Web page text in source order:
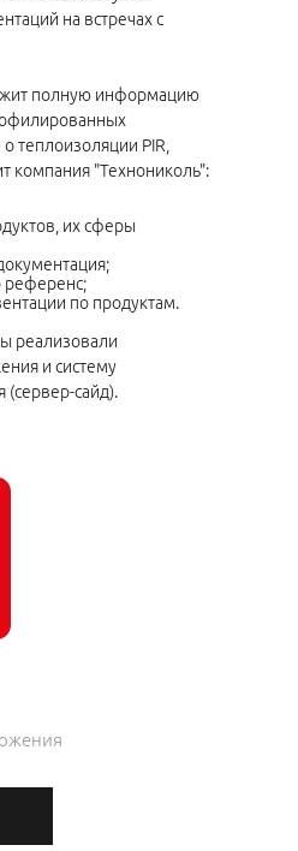
на встречах с
полную информацию
теплоизоляции PIR,
компания "Технониколь":
их сферы
референс;
по продуктам.
реализовали
и систему
(сервер-сайд).